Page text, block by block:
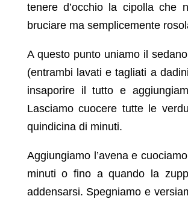
tenere d’occhio la cipolla che
bruciare ma semplicemente
A questo punto uniamo il
(entrambi lavati e tagliati a
insaporire il tutto e
Lasciamo cuocere tutte le
quindicina di minuti.
Aggiungiamo l’avena e
minuti o fino a quando la
addensarsi. Spegniamo e